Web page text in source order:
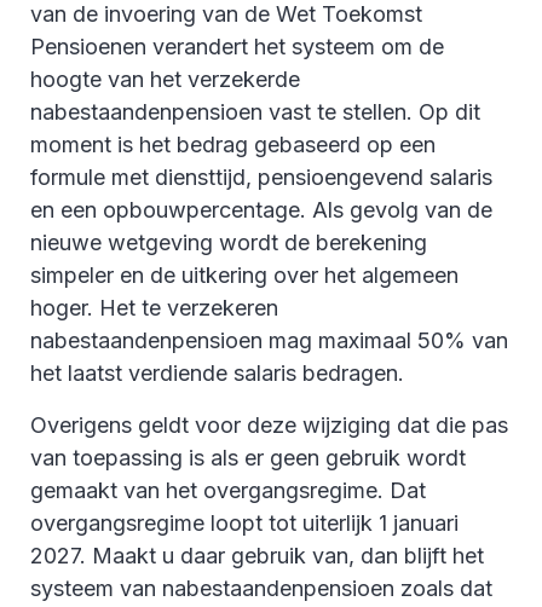
van de invoering van de Wet Toekomst
Pensioenen verandert het systeem om de
hoogte van het verzekerde
nabestaandenpensioen vast te stellen. Op dit
moment is het bedrag gebaseerd op een
formule met diensttijd, pensioengevend salaris
en een opbouwpercentage. Als gevolg van de
nieuwe wetgeving wordt de berekening
simpeler en de uitkering over het algemeen
hoger. Het te verzekeren
nabestaandenpensioen mag maximaal 50% van
het laatst verdiende salaris bedragen.
Overigens geldt voor deze wijziging dat die pas
van toepassing is als er geen gebruik wordt
gemaakt van het overgangsregime. Dat
overgangsregime loopt tot uiterlijk 1 januari
2027. Maakt u daar gebruik van, dan blijft het
systeem van nabestaandenpensioen zoals dat